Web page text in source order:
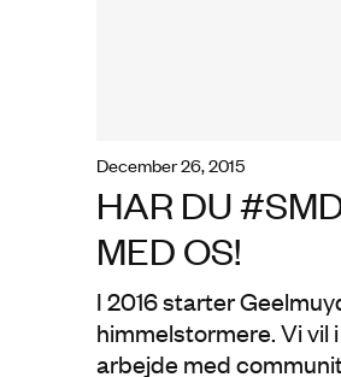
december 26, 2015
HAR DU
MED OS!
I 2016 starter
himmelstormere. Vi vil
arbejde med